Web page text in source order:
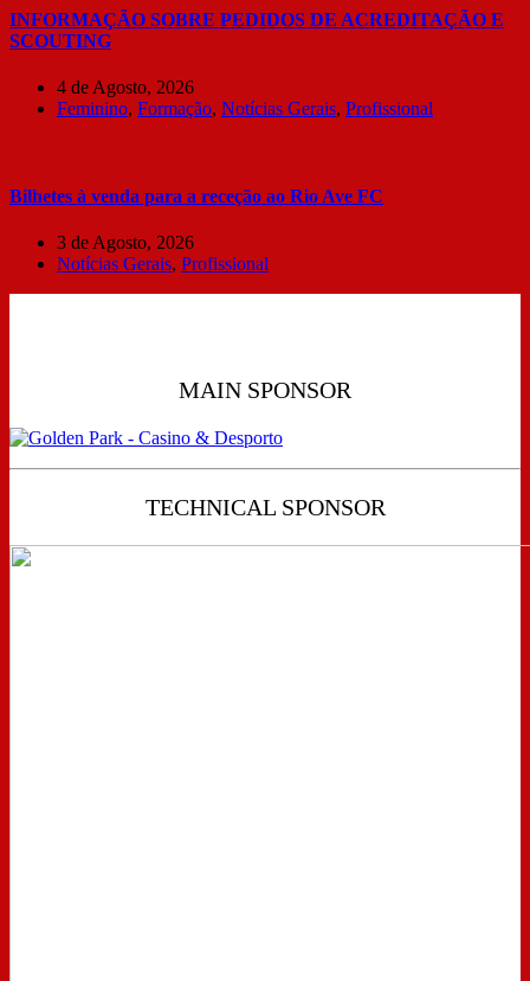
INFORMAÇÃO SOBRE PEDIDOS DE ACREDITAÇÃO E
SCOUTING
4 de Agosto, 2026
Feminino, Formação, Notícias Gerais, Profissional
Bilhetes à venda para a receção ao Rio Ave FC
3 de Agosto, 2026
Notícias Gerais, Profissional
MAIN SPONSOR
TECHNICAL SPONSOR